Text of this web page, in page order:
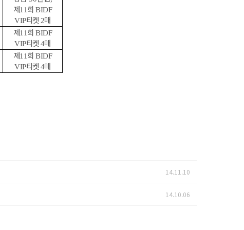
제11회BIDF
VIP티켓 2매
제11회BIDF
VIP티켓 4매
제11회BIDF
VIP티켓 4매
14.11.10
14.10.06